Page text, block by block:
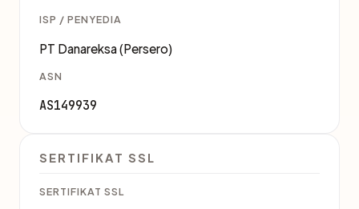
ISP / PENYEDIA
PT Danareksa (Persero)
ASN
AS149939
SERTIFIKAT SSL
SERTIFIKAT SSL